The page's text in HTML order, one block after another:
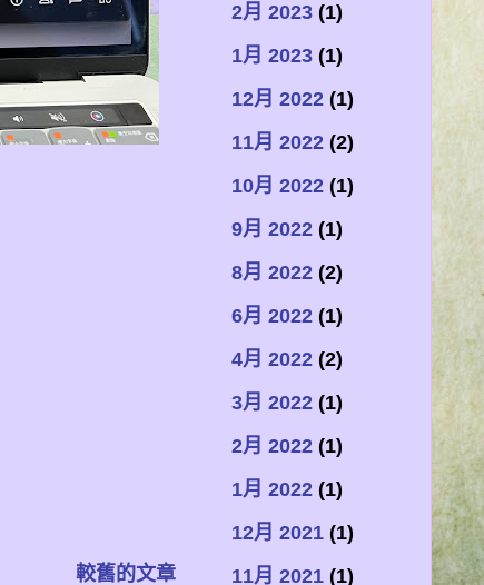
較舊的文章
2月 2023 (1)
1月 2023 (1)
12月 2022 (1)
11月 2022 (2)
10月 2022 (1)
9月 2022 (1)
8月 2022 (2)
6月 2022 (1)
4月 2022 (2)
3月 2022 (1)
2月 2022 (1)
1月 2022 (1)
12月 2021 (1)
11月 2021 (1)